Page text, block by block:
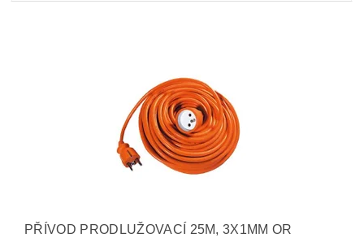
PŘÍVOD PRODLUŽOVACÍ 25M, 3X1MM OR